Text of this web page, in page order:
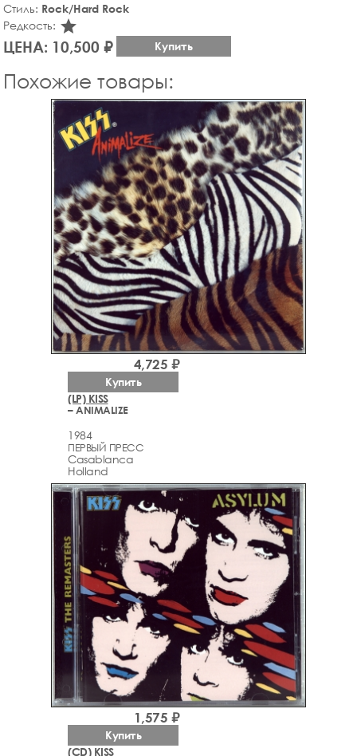
Стиль: Rock/Hard Rock
Редкость: star_rate
ЦЕНА: 10,500 ₽ Купить
Похожие товары:
(LP) KISS
– ANIMALIZE
1984
ПЕРВЫЙ ПРЕСС
Casablanca
Holland
4,725 ₽
Купить
(CD) KISS
1,575 ₽
Купить